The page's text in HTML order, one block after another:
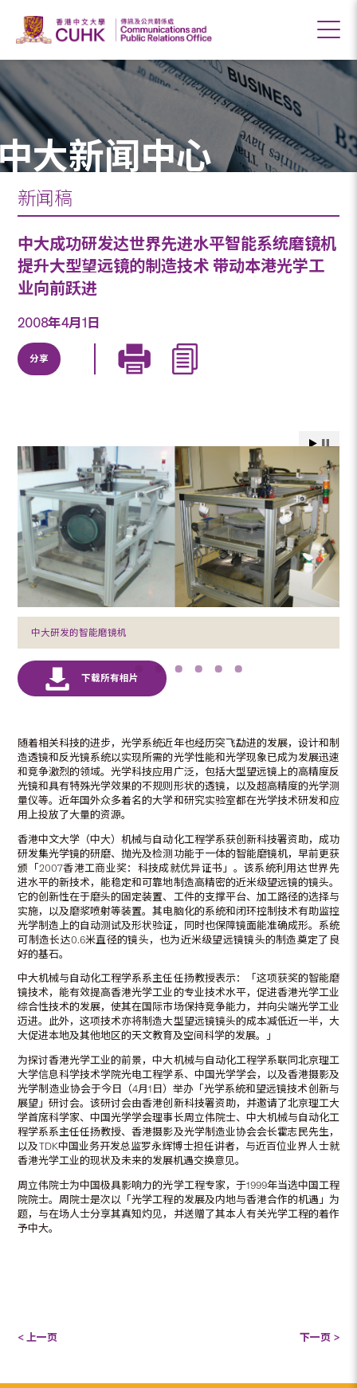
大新闻中心
新闻稿
中大成功研发达世界先进水平智能系统磨镜机
提升大型望远镜的制造技术 带动本港光学工
业向前跃进
2008年4月1日
分享
中大研发的智能磨镜机
随着相关科技的进步，光学系统近年也经历突飞勐进的发展，设计和制
造透镜和反光镜系统以实现所需的光学性能和光学现象已成为发展迅速
和竞争激烈的领域。光学科技应用广泛，包括大型望远镜上的高精度反
光镜和具有特殊光学效果的不规则形状的透镜，以及超高精度的光学测
量仪等。近年国外众多着名的大学和研究实验室都在光学技术研发和应
用上投放了大量的资源。
香港中文大学（中大）机械与自动化工程学系获创新科技署资助，成功
研发集光学镜的研磨、抛光及检测功能于一体的智能磨镜机，早前更获
颁「2007香港工商业奖：科技成就优异证书」。该系统利用达世界先
进水平的新技术，能稳定和可靠地制造高精密的近米级望远镜的镜头。
它的创新性在于磨头的固定装置、工件的支撑平台、加工路径的选择与
实施，以及磨浆喷射等装置。其电脑化的系统和闭环控制技术有助监控
光学制造上的自动测试及形状验证，同时也保障镜面能准确成形。系统
可制造长达0.6米直径的镜头，也为近米级望远镜镜头的制造奠定了良
好的基石。
中大机械与自动化工程学系系主任任扬教授表示：「这项获奖的智能磨
镜技术，能有效提高香港光学工业的专业技术水平，促进香港光学工业
综合性技术的发展，使其在国际市场保持竞争能力，并向尖端光学工业
迈进。此外，这项技术亦将制造大型望远镜镜头的成本减低近一半，大
大促进本地及其他地区的天文教育及空间科学的发展。」
为探讨香港光学工业的前景，中大机械与自动化工程学系联同北京理工
大学信息科学技术学院光电工程学系、中国光学学会，以及香港摄影及
光学制造业协会于今日（4月1日）举办「光学系统和望远镜技术创新与
展望」研讨会。该研讨会由香港创新科技署资助，并邀请了北京理工大
学首席科学家、中国光学学会理事长周立伟院士、中大机械与自动化工
程学系系主任任扬教授、香港摄影及光学制造业协会会长霍志民先生，
以及TDK中国业务开发总监罗永辉博士担任讲者，与近百位业界人士就
香港光学工业的现状及未来的发展机遇交换意见。
周立伟院士为中国极具影响力的光学工程专家，于1999年当选中国工程
院院士。周院士是次以「光学工程的发展及内地与香港合作的机遇」为
题，与在场人士分享其真知灼见，并送赠了其本人有关光学工程的着作
予中大。
< 上一页 下一页 >